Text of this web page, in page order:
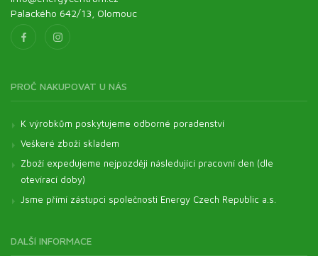
Palackého 642/13, Olomouc
PROČ NAKUPOVAT U NÁS
K výrobkům poskytujeme odborné poradenství
Veškeré zboží skladem
Zboží expedujeme nejpozději následující pracovní den (dle
otevírací doby)
Jsme přímí zástupci společnosti Energy Czech Republic a.s.
DALŠÍ INFORMACE